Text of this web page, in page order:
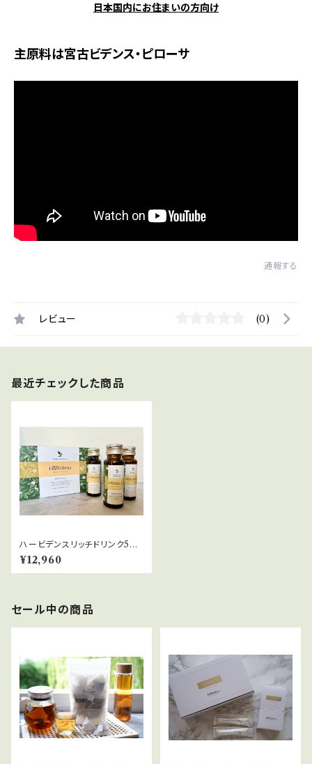
日本国内にお住まいの方向け
主原料は宮古ビデンス・ピローサ
通報する
レビュー (0)
最近チェックした商品
ハービデンスリッチドリンク50
ml×10(機能性表示食品)
¥12,960
セール中の商品